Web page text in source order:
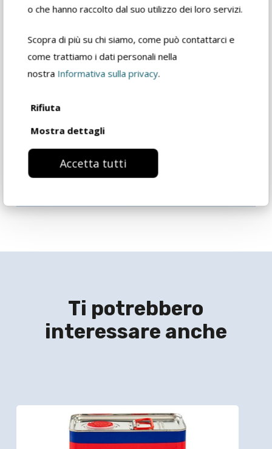
o che hanno raccolto dal suo utilizzo dei loro servizi.
Scopra di più su chi siamo, come può contattarci e
come trattiamo i dati personali nella
nostra Informativa sulla privacy.
Rifiuta
Mostra dettagli
Accetta tutti
sicurezza
Scheda tecnica
rivenditore
Catalogo prodotto
Richiedi informazioni
Ti potrebbero
interessare anche